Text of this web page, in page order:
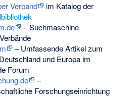
Verband
im Katalog der
– Suchmaschine
– Umfassende Artikel zum
und Europa im
Forum
–
Forschungseinrichtung